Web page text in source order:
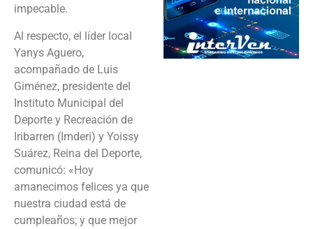
impecable.
Al respecto, el líder local
Yanys Aguero,
acompañado de Luis
Giménez, presidente del
Instituto Municipal del
Deporte y Recreación de
Iribarren (Imderi) y Yoissy
Suárez, Reina del Deporte,
comunicó: «Hoy
amanecimos felices ya que
nuestra ciudad está de
cumpleaños; y que mejor